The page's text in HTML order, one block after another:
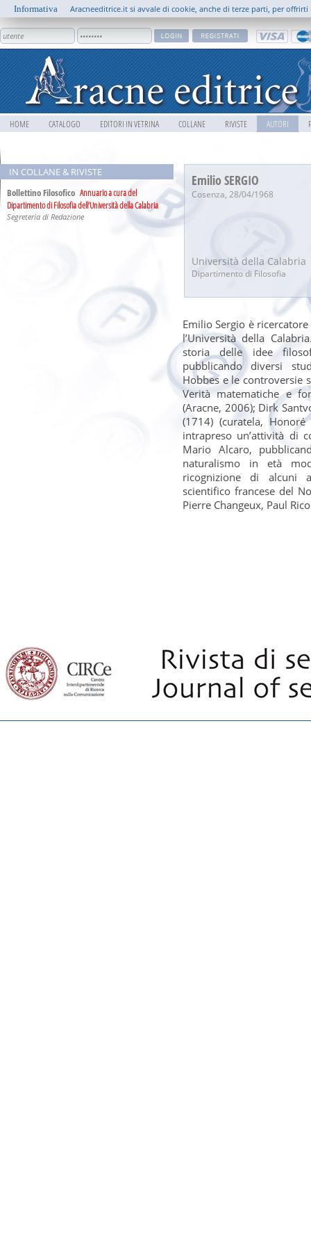
HOME CATALOGO EDITORI IN VETRINA COLLANE RIVISTE AUTORI
IN COLLANE & RIVISTE
Bollettino Filosofico Annuario a cura del
Dipartimento di Filosofia dell’Università della Calabria
Segreteria di Redazione
Emilio SERGIO
Cosenza, 28/04/1968
Università della Calabria
Dipartimento di Filosofia
Emilio Sergio è
l’Università della
storia delle idee
pubblicando diversi
Hobbes e le controversie
Verità matematiche e
(Aracne, 2006); Dirk
(1714) (curatela,
intrapreso un’attività di
Mario Alcaro,
naturalismo in età
ricognizione di alcuni
scientifico francese del
Pierre Changeux, Paul
Informativa Aracneeditrice.it si avvale di cookie, anche di terze parti, per